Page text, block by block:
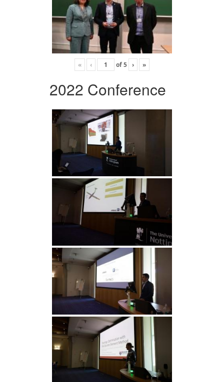
« ‹ of5 › »
2022 Conference